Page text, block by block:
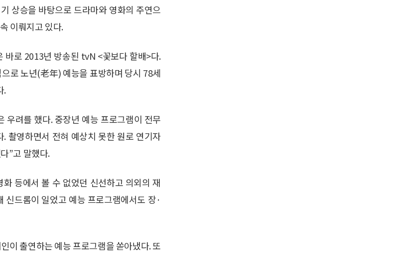
상승을 바탕으로 드라마와 영화의 주연으
이뤄지고 있다.
바로 2013년 방송된 tvN <꽃보다 할배>다.
로 노년(老年) 예능을 표방하며 당시 78세
.
우려를 했다. 중장년 예능 프로그램이 전무
촬영하면서 전혀 예상치 못한 원로 연기자
”고 말했다.
등에서 볼 수 없었던 신선하고 의외의 재
드롬이 일었고 예능 프로그램에서도 장·
이 출연하는 예능 프로그램을 쏟아냈다. 또